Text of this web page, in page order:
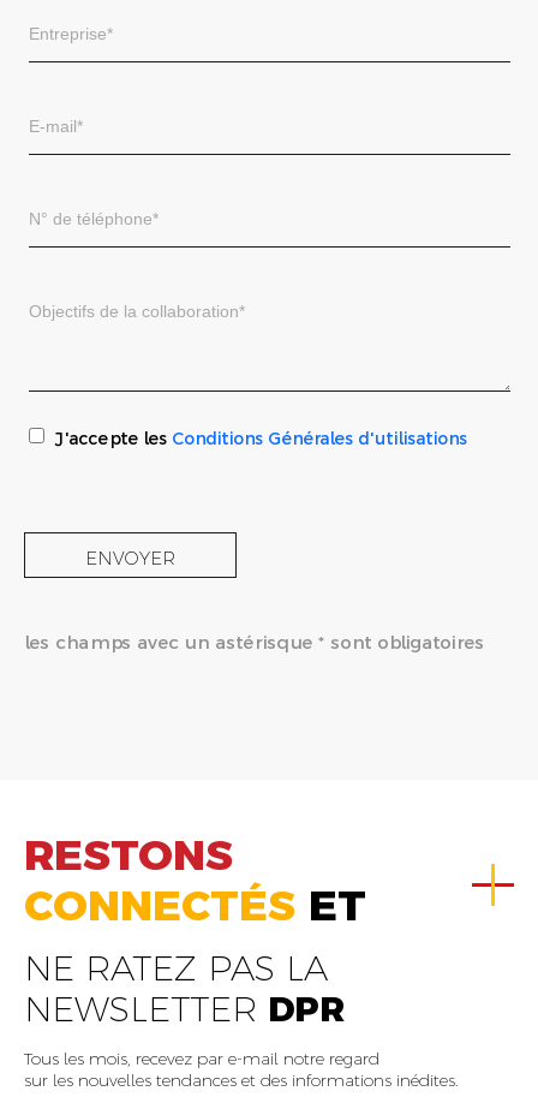
J'accepte les Conditions Générales d'utilisations
ENVOYER
les champs avec un astérisque * sont obligatoires
RESTONS
CONNECTÉS ET
NE RATEZ PAS LA
NEWSLETTER DPR
Tous les mois, recevez par e-mail notre regard
sur les nouvelles tendances et des informations inédites.